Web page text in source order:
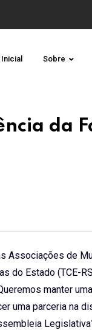
Sobre
da
Associações de
do Estado (TCE-
manter
uma parceria na